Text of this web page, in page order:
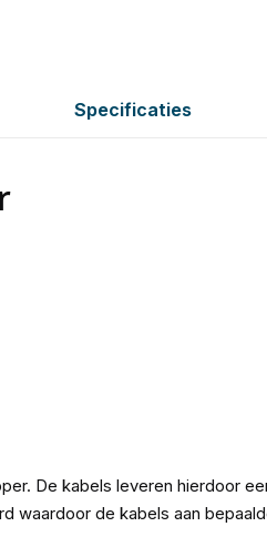
Specificaties
De kabels leveren hierdoor
waardoor de kabels aan